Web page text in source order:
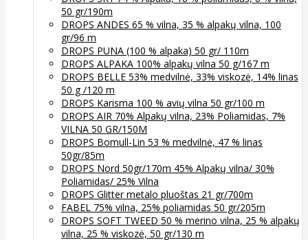
50 gr/190m
DROPS ANDES 65 % vilna, 35 % alpakų vilna, 100
gr/96 m
DROPS PUNA (100 % alpaka) 50 gr/ 110m
DROPS ALPAKA 100% alpakų vilna 50 g/167 m
DROPS BELLE 53% medvilnė, 33% viskozė, 14% linas
50 g /120 m
DROPS Karisma 100 % avių vilna 50 gr/100 m
DROPS AIR 70% Alpakų vilna, 23% Poliamidas, 7%
VILNA 50 GR/150M
DROPS Bomull-Lin 53 % medvilnė, 47 % linas
50gr/85m
DROPS Nord 50gr/170m 45% Alpakų vilna/ 30%
Poliamidas/ 25% Vilna
DROPS Glitter metalo pluoštas 21 gr/700m
FABEL 75% vilna, 25% poliamidas 50 gr/205m
DROPS SOFT TWEED 50 % merino vilna, 25 % alpakų
vilna, 25 % viskozė, 50 gr/130 m